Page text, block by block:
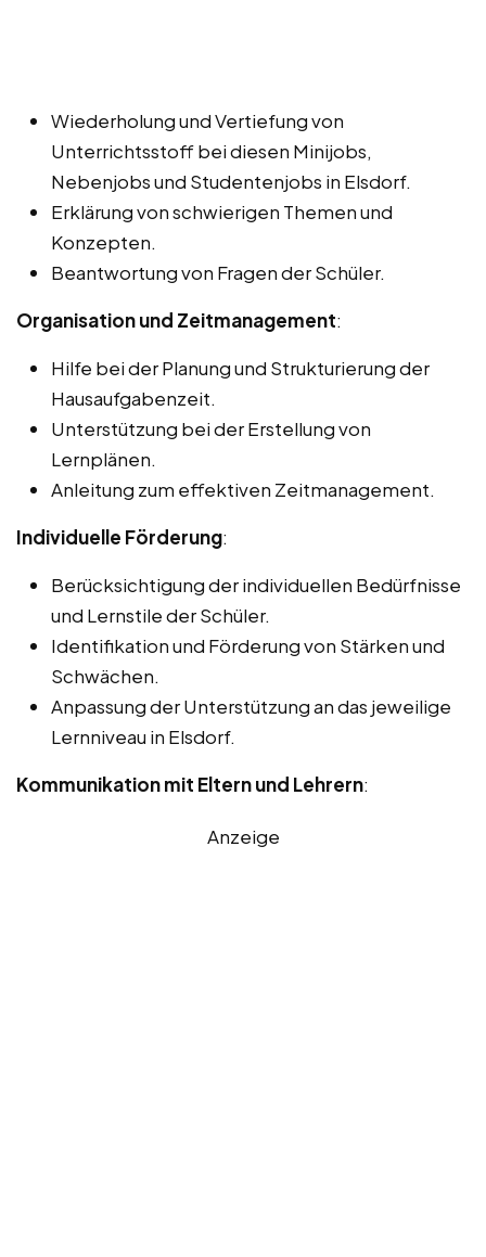
Wiederholung und Vertiefung von
Unterrichtsstoff bei diesen Minijobs,
Nebenjobs und Studentenjobs in Elsdorf.
Erklärung von schwierigen Themen und
Konzepten.
Beantwortung von Fragen der Schüler.
Organisation und Zeitmanagement:
Hilfe bei der Planung und Strukturierung der
Hausaufgabenzeit.
Unterstützung bei der Erstellung von
Lernplänen.
Anleitung zum effektiven Zeitmanagement.
Individuelle Förderung:
Berücksichtigung der individuellen Bedürfnisse
und Lernstile der Schüler.
Identifikation und Förderung von Stärken und
Schwächen.
Anpassung der Unterstützung an das jeweilige
Lernniveau in Elsdorf.
Kommunikation mit Eltern und Lehrern:
Anzeige